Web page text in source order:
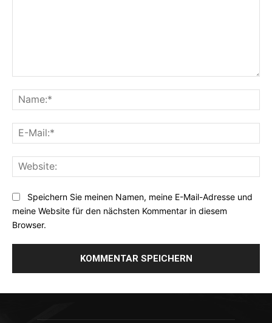
Speichern Sie meinen Namen, meine E-Mail-Adresse und
meine Website für den nächsten Kommentar in diesem
Browser.